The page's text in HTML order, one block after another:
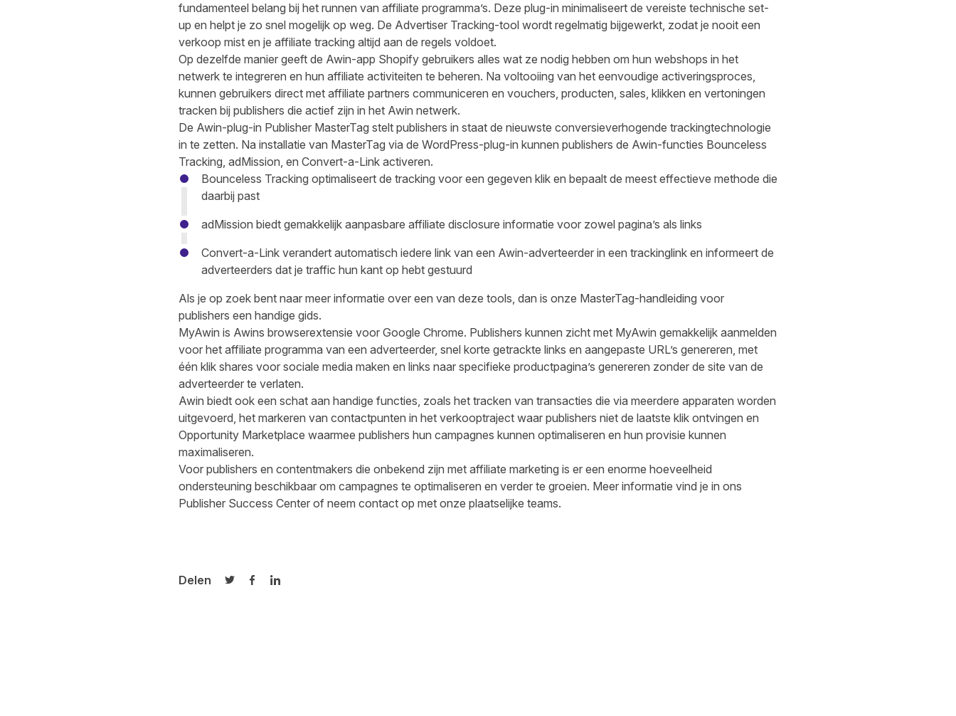
fundamenteel belang bij het runnen van affiliate programma’s. Deze plug-in minimaliseert de vereiste technische set-
up en helpt je zo snel mogelijk op weg. De Advertiser Tracking-tool wordt regelmatig bijgewerkt, zodat je nooit een
verkoop mist en je affiliate tracking altijd aan de regels voldoet.
Op dezelfde manier geeft de Awin-app Shopifygebruikers alles wat ze nodig hebben om hun webshops in het
netwerk te integreren en hun affiliate activiteiten te beheren. Na voltooiing van het eenvoudige activeringsproces,
kunnen gebruikers direct met affiliate partners communiceren en vouchers, producten, sales, klikken en vertoningen
tracken bij publishers die actief zijn in het Awin netwerk.
De Awin-plug-in Publisher MasterTag stelt publishers in staat de nieuwste conversieverhogende trackingtechnologie
in te zetten. Na installatie van MasterTag via de WordPress-plug-in kunnen publishers de Awin-functies Bounceless
Tracking, adMission, en Convert-a-Link activeren.
Bounceless Tracking optimaliseert de tracking voor een gegeven klik en bepaalt de meest effectieve methode die
daarbij past
adMission biedt gemakkelijk aanpasbare affiliate disclosure informatie voor zowel pagina’s als links
Convert-a-Link verandert automatisch iedere link van een Awin-adverteerder in een trackinglink en informeert de
adverteerders dat je traffic hun kant op hebt gestuurd
Als je op zoek bent naar meer informatie over een van deze tools, dan is onze MasterTag-handleiding voor
publishers een handige gids.
MyAwin is Awins browserextensie voor Google Chrome. Publishers kunnen zicht met MyAwin gemakkelijk aanmelden
voor het affiliate programma van een adverteerder, snel korte getrackte links en aangepaste URL’s genereren, met
één klik shares voor sociale media maken en links naar specifieke productpagina’s genereren zonder de site van de
adverteerder te verlaten.
Awin biedt ook een schat aan handige functies, zoals het tracken van transacties die via meerdere apparaten worden
uitgevoerd, het markeren van contactpunten in het verkooptraject waar publishers niet de laatste klik ontvingen en
Opportunity Marketplace waarmee publishers hun campagnes kunnen optimaliseren en hun provisie kunnen
maximaliseren.
Voor publishers en contentmakers die onbekend zijn met affiliate marketing is er een enorme hoeveelheid
ondersteuning beschikbaar om campagnes te optimaliseren en verder te groeien. Meer informatie vind je in ons
Publisher Success Centerof neem contact op met onze plaatselijke teams.
Delen
Delen op Twitter
Delen op Facebook
Delen op LinkedIn